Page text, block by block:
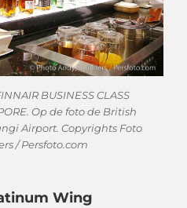
BUSINESS CLASS
Op de foto de British
Airport. Copyrights Foto
/ Persfoto.com
Wing